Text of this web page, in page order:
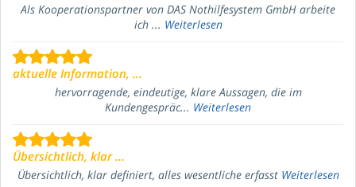
Als Kooperationspartner von DAS Nothilfesystem GmbH arbeite
ich ... Weiterlesen
aktuelle Information, ...
hervorragende, eindeutige, klare Aussagen, die im
Kundengespräc... Weiterlesen
Übersichtlich, klar ...
Übersichtlich, klar definiert, alles wesentliche erfasst Weiterlesen